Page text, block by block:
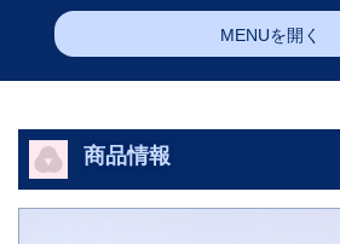
MENUを開く
商品情報